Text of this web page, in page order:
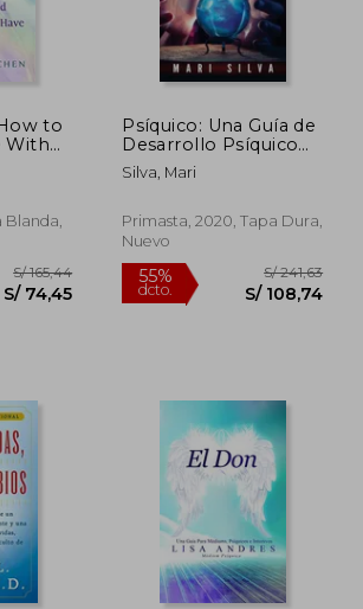
S/ 104,02 dcto.
to
With
Blanda,
Psíquico: Una Guía de
Desarrollo Psíquico
Para Aprovechar su
Habilidad Para la
la Lectura del Aura, la
Clarividencia, la
Comunicación con
sus Guías Espirituales
Silva, Mari
Primasta, 2020, Tapa Dura,
Nuevo